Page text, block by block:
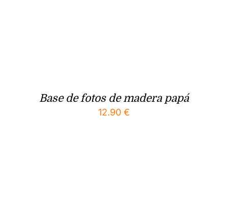
Base de fotos de madera papá
12.90 €